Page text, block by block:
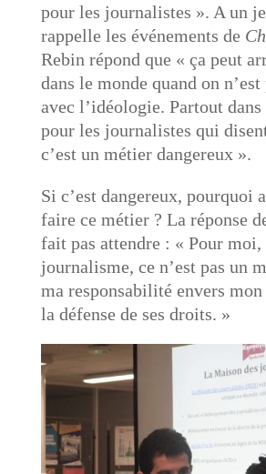
pour les journalistes ». A un
rappelle les événements de
Rebin répond que « ça peut
dans le monde quand on n’est
avec l’idéologie. Partout
pour les journalistes qui
c’est un métier dangereux ».
Si c’est dangereux, pourquoi
faire ce métier ? La réponse
fait pas attendre : « Pour moi,
journalisme, ce n’est pas un
ma responsabilité envers
la défense de ses droits. »